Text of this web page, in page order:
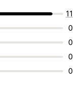
11
0
0
0
0